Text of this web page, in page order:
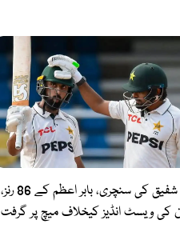
عبداللہ شفیق کی سنچری، بابر اعظم کے 86 رنز،
کی ویسٹ انڈیز کیخلاف میچ پر گرفت